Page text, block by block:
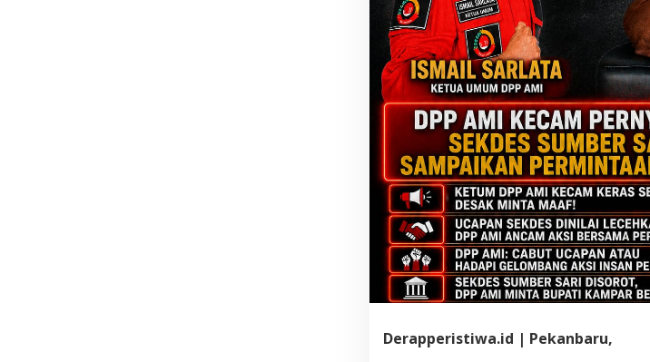
Derapperistiwa.id | Pekanbaru,